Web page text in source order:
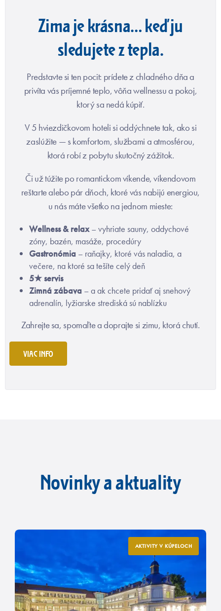
Zima je krásna… keď ju
sledujete z tepla.
Predstavte si ten pocit: prídete z chladného dňa a
privíta vás príjemné teplo, vôňa wellnessu a pokoj,
ktorý sa nedá kúpiť.
V 5 hviezdičkovom hoteli si oddýchnete tak, ako si
zaslúžite — s komfortom, službami a atmosférou,
ktorá robí z pobytu skutočný zážitok.
Či už túžite po romantickom víkende, víkendovom
reštarte alebo pár dňoch, ktoré vás nabijú energiou,
u nás máte všetko na jednom mieste:
Wellness & relax– vyhriate sauny, oddychové
zóny, bazén, masáže, procedúry
Gastronómia – raňajky, ktoré vás naladia, a
večere, na ktoré sa tešíte celý deň
5★ servis
Zimná zábava – a ak chcete pridať aj snehový
adrenalín, lyžiarske strediská sú nablízku
Zahrejte sa, spomaľte a doprajte si zimu, ktorá chutí.
VIAC INFO
Novinky a aktuality
AKTIVITY V KÚPELOCH